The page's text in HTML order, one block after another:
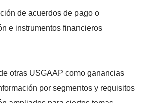
de acuerdos de pago o
e instrumentos financieros
otras USGAAP como ganancias
por segmentos y requisitos